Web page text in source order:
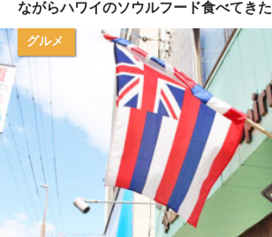
ながらハワイのソウルフード食べてきた
グルメ